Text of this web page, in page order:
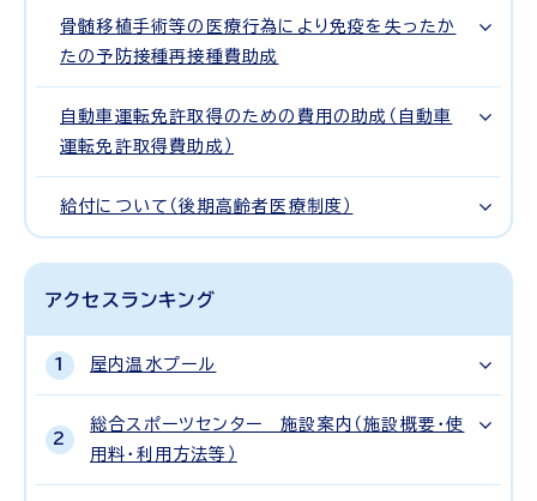
骨髄移植手術等の医療行為により免疫を失ったか
たの予防接種再接種費助成
自動車運転免許取得のための費用の助成（自動車
運転免許取得費助成）
給付について（後期高齢者医療制度）
アクセスランキング
屋内温水プール
総合スポーツセンター 施設案内（施設概要・使
用料・利用方法等）